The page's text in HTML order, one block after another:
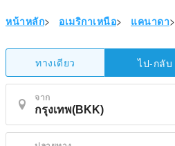
หน้าหลัก> อเมริกาเหนือ> แคนาดา>
ทางเดียว ไป-กลับ
จาก